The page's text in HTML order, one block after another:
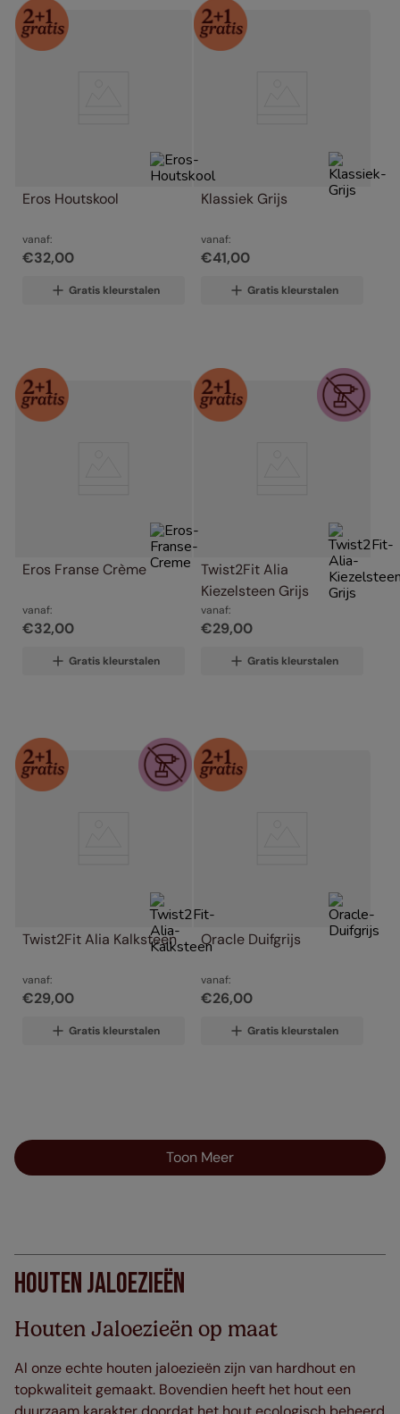
Eros Houtskool
vanaf:
€32,00
Gratis kleurstalen
Klassiek Grijs
vanaf:
€41,00
Gratis kleurstalen
Eros Franse Crème
vanaf:
€32,00
Gratis kleurstalen
Twist2Fit Alia
Kiezelsteen Grijs
vanaf:
€29,00
Gratis kleurstalen
Twist2Fit Alia Kalksteen
vanaf:
€29,00
Gratis kleurstalen
Oracle Duifgrijs
vanaf:
€26,00
Gratis kleurstalen
Toon Meer
Houten Jaloezieën
Houten Jaloezieën op maat
Al onze echte houten jaloezieën zijn van hardhout en
topkwaliteit gemaakt. Bovendien heeft het hout een